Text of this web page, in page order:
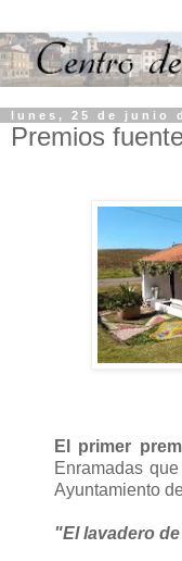
lunes, 25 de junio
Premios
El primer
Enramadas
Ayuntamiento
"El lavadero